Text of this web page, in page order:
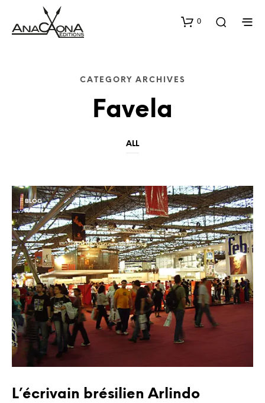
0
CATEGORY ARCHIVES
Favela
ALL
BLOG
FAVELA
L’écrivain brésilien Arlindo